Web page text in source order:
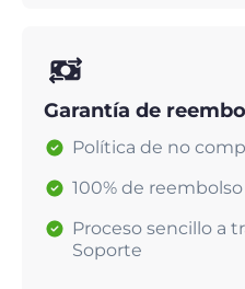
Garantía de
Política de no
100% de reembolso
Proceso sencillo a
Soporte